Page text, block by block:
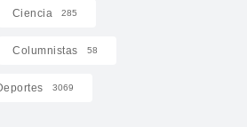
Ciencia 285
Columnistas 58
3069